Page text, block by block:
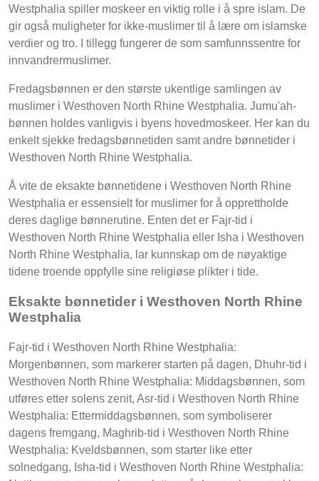
Westphalia spiller moskeer en viktig rolle i å spre islam. De
gir også muligheter for ikke-muslimer til å lære om islamske
verdier og tro. I tillegg fungerer de som samfunnssentre for
innvandrermuslimer.
Fredagsbønnen er den største ukentlige samlingen av
muslimer i Westhoven North Rhine Westphalia. Jumu'ah-
bønnen holdes vanligvis i byens hovedmoskeer. Her kan du
enkelt sjekke fredagsbønnetiden samt andre bønnetider i
Westhoven North Rhine Westphalia.
Å vite de eksakte bønnetidene i Westhoven North Rhine
Westphalia er essensielt for muslimer for å opprettholde
deres daglige bønnerutine. Enten det er Fajr-tid i
Westhoven North Rhine Westphalia eller Isha i Westhoven
North Rhine Westphalia, lar kunnskap om de nøyaktige
tidene troende oppfylle sine religiøse plikter i tide.
Eksakte bønnetider i Westhoven North Rhine
Westphalia
Fajr-tid i Westhoven North Rhine Westphalia:
Morgenbønnen, som markerer starten på dagen, Dhuhr-tid i
Westhoven North Rhine Westphalia: Middagsbønnen, som
utføres etter solens zenit, Asr-tid i Westhoven North Rhine
Westphalia: Ettermiddagsbønnen, som symboliserer
dagens fremgang, Maghrib-tid i Westhoven North Rhine
Westphalia: Kveldsbønnen, som starter like etter
solnedgang, Isha-tid i Westhoven North Rhine Westphalia: